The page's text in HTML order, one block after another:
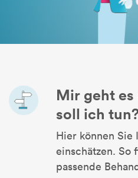
Mir geht
soll ich
Hier können Sie
einschätzen. So
passende